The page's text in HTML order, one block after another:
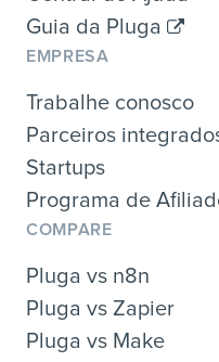
Guia da Pluga
EMPRESA
Trabalhe conosco
Parceiros
Startups
Programa de
COMPARE
Pluga vs n8n
Pluga vs Zapier
Pluga vs Make